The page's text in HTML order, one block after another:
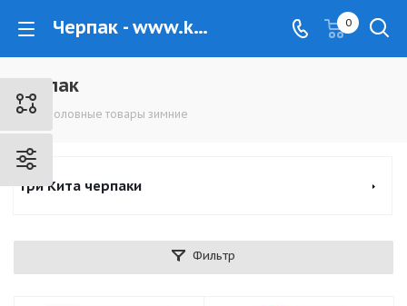
Черпак - www.kovrovec.ru 0
Черпак
Рыболовные товары зимние
Три Кита черпаки
Фильтр